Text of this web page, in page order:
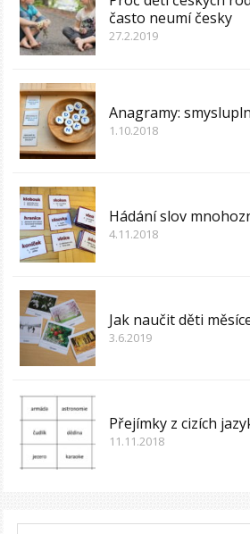
často neumí česky
27.2.2019
Anagramy:
1.10.2018
Hádání slov
4.11.2018
Jak naučit děti
3.6.2019
Přejímky z cizích
11.11.2018